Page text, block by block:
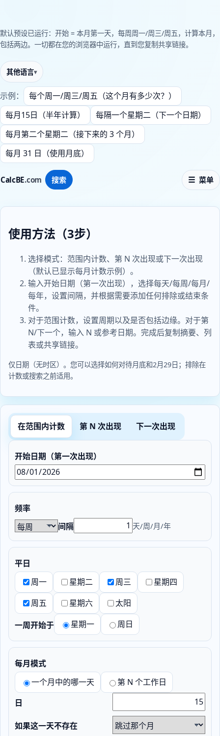
CalcBE.com 搜索 菜单
默认预设已运行：开始 = 本月第一天，每周周一/周三/周五，计算本月，
包括两边。一切都在您的浏览器中运行，直到您复制共享链接。
其他语言
示例：
每个周一/周三/周五（这个月有多少次？）
每月15日（半年计算）
每隔一个星期二（下一个日期）
每月第二个星期二（接下来的 3 个月）
每月 31 日（使用月底）
使用方法（3步）
选择模式：范围内计数、第 N 次出现或下一次出现
（默认已显示每月计数示例）。
输入开始日期（第一次出现），选择每天/每周/每月/
每年，设置间隔，并根据需要添加任何排除或结束条
件。
对于范围计数，设置周期以及是否包括边缘。对于第
N/下一个，输入 N 或参考日期。完成后复制摘要、列
表或共享链接。
仅日期（无时区）。您可以选择如何对待月底和2月29日；排除在
计数或搜索之前适用。
在范围内计数 第 N 次出现 下一次出现
开始日期（第一次出现）
频率
间隔
天/周/月/年
平日
周一
星期二 周三
星期四
周五
星期六 太阳
一周开始于 星期一 周日
每月模式
一个月中的哪一天
第 N 个工作日
日
如果这一天不存在